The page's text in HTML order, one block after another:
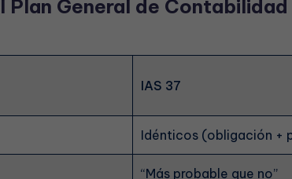
Plan General de
IAS 37
Idénticos (obligación +
“Más probable que no”